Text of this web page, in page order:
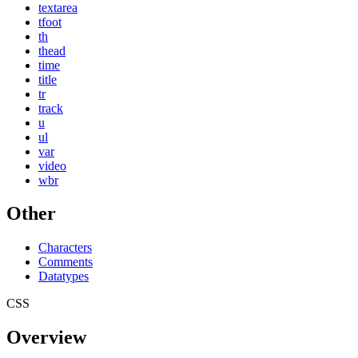
textarea
tfoot
th
thead
time
title
tr
track
u
ul
var
video
wbr
Other
Characters
Comments
Datatypes
CSS
Overview